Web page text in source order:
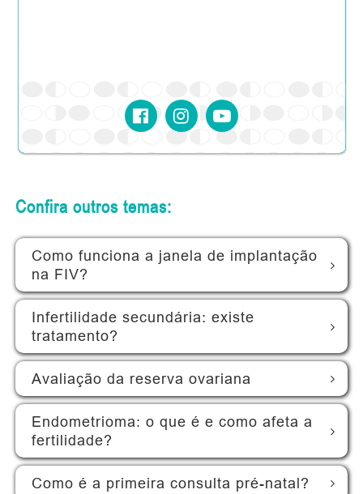
Confira outros temas:
Como funciona a janela de implantação
na FIV?
Infertilidade secundária: existe
tratamento?
Avaliação da reserva ovariana
Endometrioma: o que é e como afeta a
fertilidade?
Como é a primeira consulta pré-natal?